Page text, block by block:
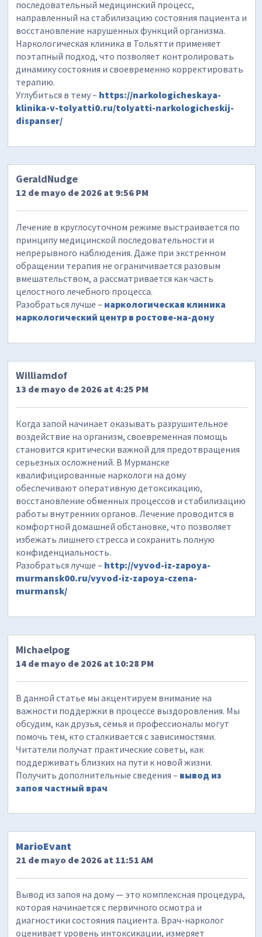
последовательный медицинский процесс,
направленный на стабилизацию состояния пациента и
восстановление нарушенных функций организма.
Наркологическая клиника в Тольятти применяет
поэтапный подход, что позволяет контролировать
динамику состояния и своевременно корректировать
терапию.
Углубиться в тему – https://narkologicheskaya-
klinika-v-tolyatti0.ru/tolyatti-narkologicheskij-
dispanser/
GeraldNudge
12 de mayo de 2026 at 9:56 PM
Лечение в круглосуточном режиме выстраивается по
принципу медицинской последовательности и
непрерывного наблюдения. Даже при экстренном
обращении терапия не ограничивается разовым
вмешательством, а рассматривается как часть
целостного лечебного процесса.
Разобраться лучше – наркологическая клиника
наркологический центр в ростове-на-дону
Williamdof
13 de mayo de 2026 at 4:25 PM
Когда запой начинает оказывать разрушительное
воздействие на организм, своевременная помощь
становится критически важной для предотвращения
серьезных осложнений. В Мурманске
квалифицированные наркологи на дому
обеспечивают оперативную детоксикацию,
восстановление обменных процессов и стабилизацию
работы внутренних органов. Лечение проводится в
комфортной домашней обстановке, что позволяет
избежать лишнего стресса и сохранить полную
конфиденциальность.
Разобраться лучше – http://vyvod-iz-zapoya-
murmansk00.ru/vyvod-iz-zapoya-czena-
murmansk/
Michaelpog
14 de mayo de 2026 at 10:28 PM
В данной статье мы акцентируем внимание на
важности поддержки в процессе выздоровления. Мы
обсудим, как друзья, семья и профессионалы могут
помочь тем, кто сталкивается с зависимостями.
Читатели получат практические советы, как
поддерживать близких на пути к новой жизни.
Получить дополнительные сведения – вывод из
запоя частный врач
MarioEvant
21 de mayo de 2026 at 11:51 AM
Вывод из запоя на дому — это комплексная процедура,
которая начинается с первичного осмотра и
диагностики состояния пациента. Врач-нарколог
оценивает уровень интоксикации, измеряет